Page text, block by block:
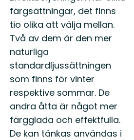
färgsättningar, det finns
tio olika att välja mellan.
Två av dem är den mer
naturliga
standardljussättningen
som finns för vinter
respektive sommar. De
andra åtta är något mer
färgglada och effektfulla.
De kan tänkas användas i